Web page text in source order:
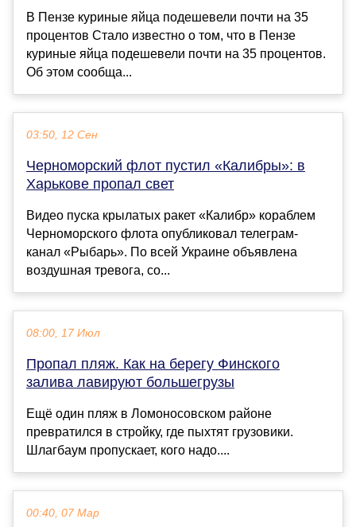
В Пензе куриные яйца подешевели почти на 35
процентов Стало известно о том, что в Пензе
куриные яйца подешевели почти на 35 процентов.
Об этом сообща...
03:50, 12 Сен
Черноморский флот пустил «Калибры»: в
Харькове пропал свет
Видео пуска крылатых ракет «Калибр» кораблем
Черноморского флота опубликовал телеграм-
канал «Рыбарь». По всей Украине объявлена
воздушная тревога, со...
08:00, 17 Июл
Пропал пляж. Как на берегу Финского
залива лавируют большегрузы
Ещё один пляж в Ломоносовском районе
превратился в стройку, где пыхтят грузовики.
Шлагбаум пропускает, кого надо....
00:40, 07 Мар